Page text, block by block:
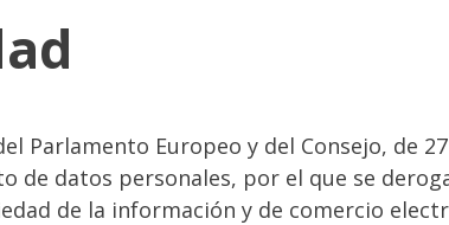
DICIEMBRE
2016
Parlamento Europeo y del Consejo, de
datos personales, por el que se
de la información y de comercio